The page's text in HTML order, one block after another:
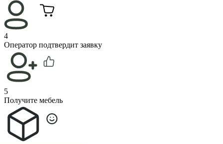
4
Оператор подтвердит заявку
5
Получите мебель